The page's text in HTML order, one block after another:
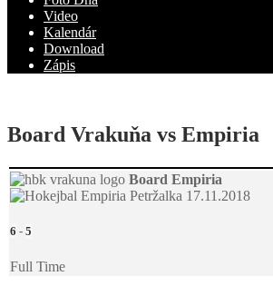
Video
Kalendár
Download
Zápis
Board Vrakuňa vs Empiria
Board Empiria
17.11.2018
6 - 5
Full Time